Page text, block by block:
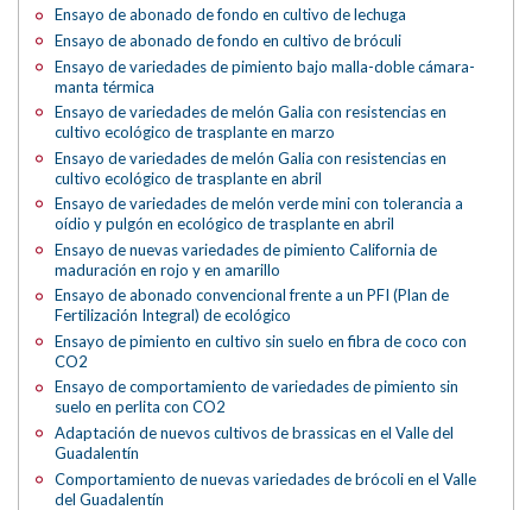
Ensayo de abonado de fondo en cultivo de lechuga
Ensayo de abonado de fondo en cultivo de bróculi
Ensayo de variedades de pimiento bajo malla-doble cámara-
manta térmica
Ensayo de variedades de melón Galia con resistencias en
cultivo ecológico de trasplante en marzo
Ensayo de variedades de melón Galia con resistencias en
cultivo ecológico de trasplante en abril
Ensayo de variedades de melón verde mini con tolerancia a
oídio y pulgón en ecológico de trasplante en abril
Ensayo de nuevas variedades de pimiento California de
maduración en rojo y en amarillo
Ensayo de abonado convencional frente a un PFI (Plan de
Fertilización Integral) de ecológico
Ensayo de pimiento en cultivo sin suelo en fibra de coco con
CO2
Ensayo de comportamiento de variedades de pimiento sin
suelo en perlita con CO2
Adaptación de nuevos cultivos de brassicas en el Valle del
Guadalentín
Comportamiento de nuevas variedades de brócoli en el Valle
del Guadalentín